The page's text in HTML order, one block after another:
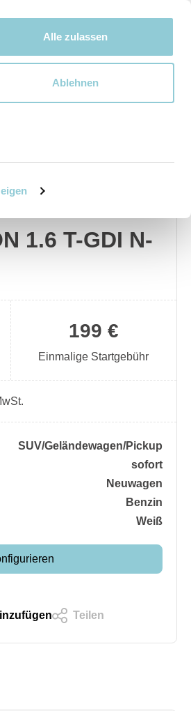
Alle zulassen
Ablehnen
Bewegen bewegt uns!
1.6 T-GDI N-
199 €
Einmalige Startgebühr
SUV/​Geländewagen/​Pickup
sofort
Neuwagen
Benzin
Weiß
Teilen